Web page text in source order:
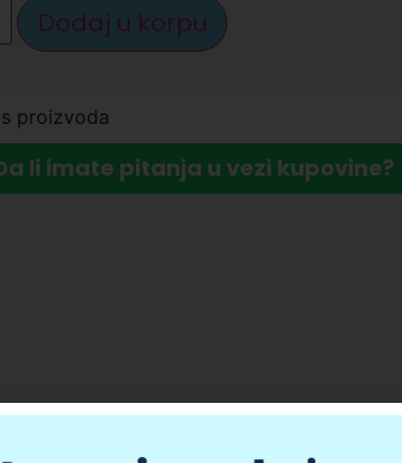
Dodaj u korpu
proizvoda
li imate pitanja u vezi kupovine?